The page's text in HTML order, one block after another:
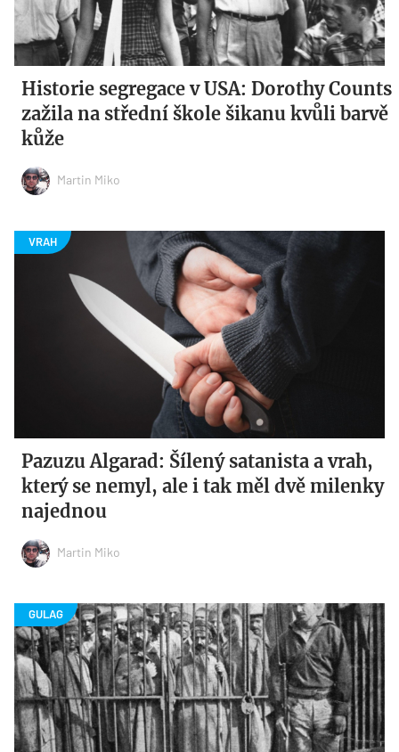
Historie segregace v USA: Dorothy Counts
zažila na střední škole šikanu kvůli barvě
kůže
Martin Miko
Pazuzu Algarad: Šílený satanista a vrah,
který se nemyl, ale i tak měl dvě milenky
najednou
Martin Miko